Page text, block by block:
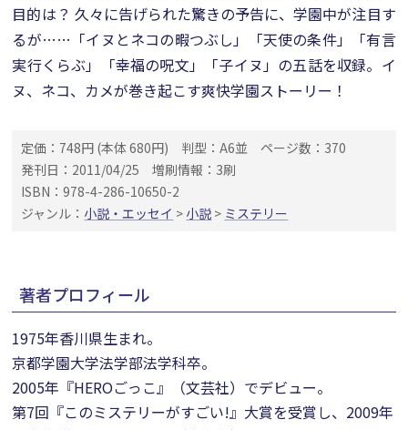
目的は？ 久々に告げられた驚きの予告に、学園中が注目す
るが……「イヌとネコの暇つぶし」「天使の条件」「有言
実行くらぶ」「幸福の呪文」「子イヌ」の五話を収録。イ
ヌ、ネコ、カメが巻き起こす爽快学園ストーリー！
定価：748円 (本体 680円) 判型：A6並
ページ数：370
発刊日：2011/04/25
増刷情報：3刷
ISBN：978-4-286-10650-2
ジャンル： 小説・エッセイ > 小説 > ミステリー
著者プロフィール
1975年香川県生まれ。
京都学園大学法学部法学科卒。
2005年『HEROごっこ』（文芸社）でデビュー。
第7回『このミステリーがすごい!』大賞を受賞し、2009年